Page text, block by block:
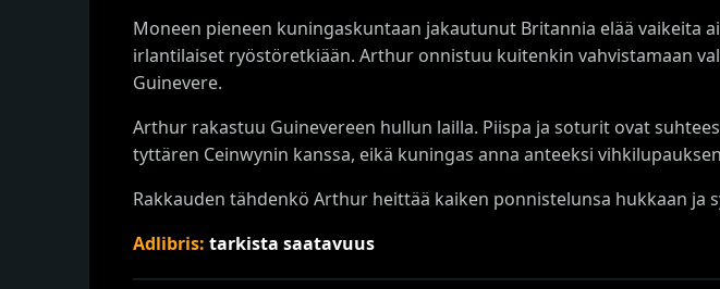
Moneen pieneen kuningaskuntaan jakautunut Britannia elää vaikeita
irlantilaiset ryöstöretkiään. Arthur onnistuu kuitenkin vahvistamaan
Guinevere.
Arthur rakastuu Guinevereen hullun lailla. Piispa ja soturit ovat
tyttären Ceinwynin kanssa, eikä kuningas anna anteeksi
Rakkauden tähdenkö Arthur heittää kaiken ponnistelunsa hukkaan ja
Adlibris: tarkista saatavuus